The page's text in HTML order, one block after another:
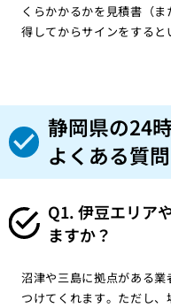
くらかかるかを見積書（
得してからサインをすると
静岡県の24
よくある質問
Q1. 伊豆エリア
ますか？
沼津や三島に拠点がある
つけてくれます。ただし、